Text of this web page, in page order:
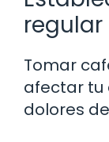
Tomar
afectar tu
dolores